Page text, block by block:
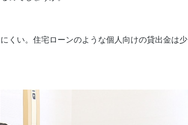
くい。住宅ローンのような個人向けの貸出金は少